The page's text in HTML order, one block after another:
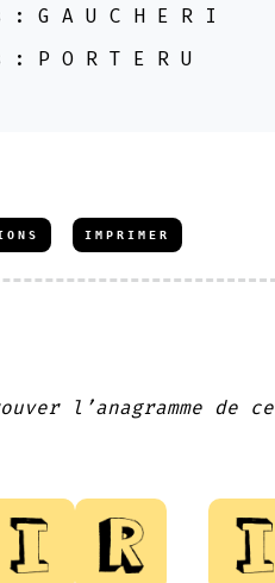
G A U C H E R I
P O R T E R U
IMPRIMER
l’anagramme de ce